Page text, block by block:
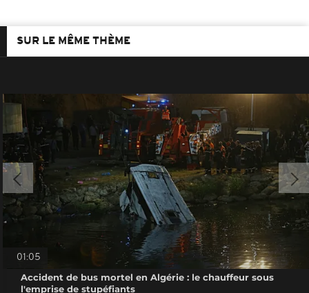
SUR LE MÊME THÈME
01:05
Accident de bus mortel en Algérie : le chauffeur sous
l'emprise de stupéfiants